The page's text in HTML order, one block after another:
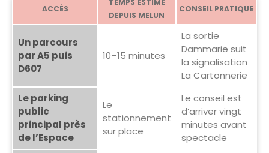
ACCÈS
DEPUIS MELUN
CONSEIL PRATIQUE
Un parcours
par A5 puis
D607
10–15 minutes
La sortie
Dammarie suit
la signalisation
La Cartonnerie
Le parking
public
principal près
de l’Espace
Le
stationnement
sur place
Le conseil est
d’arriver vingt
minutes avant
spectacle